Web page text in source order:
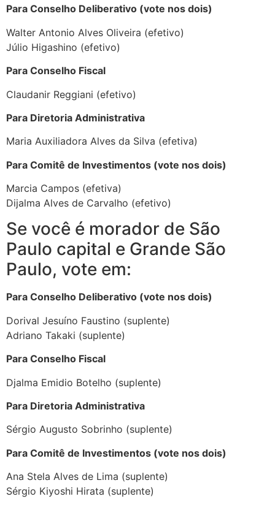
Para Conselho Deliberativo (vote nos dois)
Walter Antonio Alves Oliveira (efetivo)
Júlio Higashino (efetivo)
Para Conselho Fiscal
Claudanir Reggiani (efetivo)
Para Diretoria Administrativa
Maria Auxiliadora Alves da Silva (efetiva)
Para Comitê de Investimentos (vote nos dois)
Marcia Campos (efetiva)
Dijalma Alves de Carvalho (efetivo)
Se você é morador de São
Paulo capital e Grande São
Paulo, vote em:
Para Conselho Deliberativo (vote nos dois)
Dorival Jesuíno Faustino (suplente)
Adriano Takaki (suplente)
Para Conselho Fiscal
Djalma Emidio Botelho (suplente)
Para Diretoria Administrativa
Sérgio Augusto Sobrinho (suplente)
Para Comitê de Investimentos (vote nos dois)
Ana Stela Alves de Lima (suplente)
Sérgio Kiyoshi Hirata (suplente)